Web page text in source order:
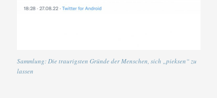
Sammlung: Die traurigsten Gründe der Menschen, sich „pieksen“ zu
lassen